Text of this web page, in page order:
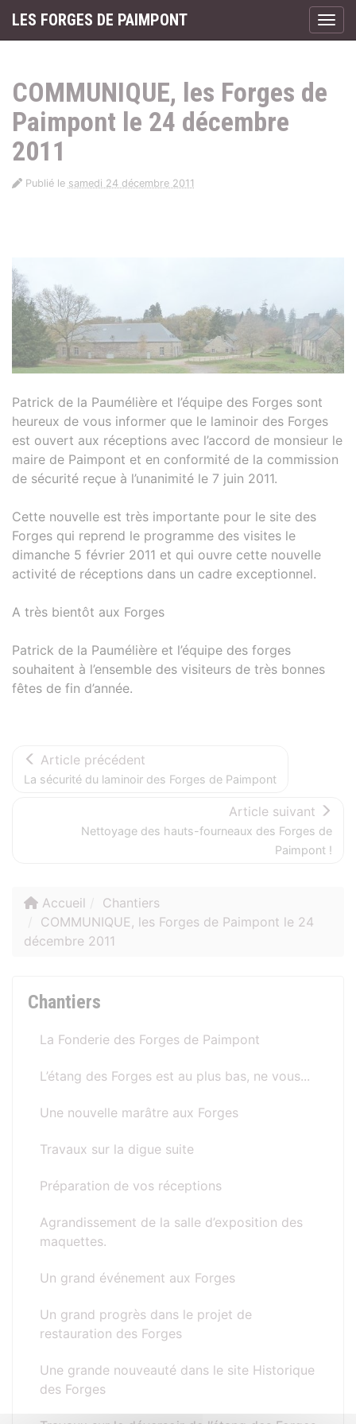
LES FORGES DE PAIMPONT
COMMUNIQUE, les Forges de
Paimpont le 24 décembre
2011
Publié le samedi 24 décembre 2011
Patrick de la Paumélière et l’équipe des Forges sont
heureux de vous informer que le laminoir des Forges
est ouvert aux réceptions avec l’accord de monsieur le
maire de Paimpont et en conformité de la commission
de sécurité reçue à l’unanimité le 7 juin 2011.
Cette nouvelle est très importante pour le site des
Forges qui reprend le programme des visites le
dimanche 5 février 2011 et qui ouvre cette nouvelle
activité de réceptions dans un cadre exceptionnel.
A très bientôt aux Forges
Patrick de la Paumélière et l’équipe des forges
souhaitent à l’ensemble des visiteurs de très bonnes
fêtes de fin d’année.
Article précédent
La sécurité du laminoir des Forges de Paimpont
Article suivant
Nettoyage des hauts-fourneaux des Forges de
Paimpont !
Accueil
Chantiers
COMMUNIQUE, les Forges de Paimpont le 24
décembre 2011
Chantiers
La Fonderie des Forges de Paimpont
L’étang des Forges est au plus bas, ne vous...
Une nouvelle marâtre aux Forges
Travaux sur la digue suite
Préparation de vos réceptions
Agrandissement de la salle d’exposition des
maquettes.
Un grand événement aux Forges
Un grand progrès dans le projet de
restauration des Forges
Une grande nouveauté dans le site Historique
des Forges
Panneau de gestion des cookies